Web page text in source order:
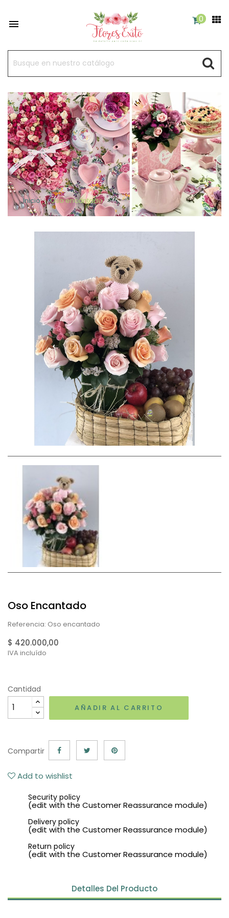
 0
Inicio Oso encantado
Oso Encantado
Referencia: Oso encantado
$ 420.000,00
IVA incluído
Cantidad
AÑADIR AL CARRITO
Compartir
Add to wishlist
Security policy
(edit with the Customer Reassurance module)
Delivery policy
(edit with the Customer Reassurance module)
Return policy
(edit with the Customer Reassurance module)
Detalles Del Producto